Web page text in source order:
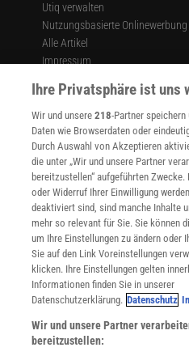
Utiq verwalten
Nutzungsbasierte Onlinewerbung
Alle Artikel
Impressum
WEITERE ANGEBOTE
Angebote für Institutionen
Sprachen lernen mit Gymglish
Lexika
Für Spektrum schreiben
Zugänglichkeitserklärung
WEBSEITEN
KielSCN
Wissenschaft in die Schulen
SciLogs
Uns finden Sie auch hier:
Ihre Privatsphäre ist uns
Wir und unsere218-Partner
Daten wie Browserdaten oder
Durch Auswahl von Akzeptieren
die unter „Wir und unsere Partner
bereitzustellen“ aufgeführten
oder Widerruf Ihrer Einwilligung
deaktiviert sind, sind manche Inhalte
mehr so relevant für Sie. Sie können
um Ihre Einstellungen zu ändern oder
Sie auf den Link Voreinstellungen
klicken. Ihre Einstellungen gelten
Informationen finden Sie in unserer
Datenschutzerklärung. Datenschutz
Wir und unsere Partner
bereitzustellen: